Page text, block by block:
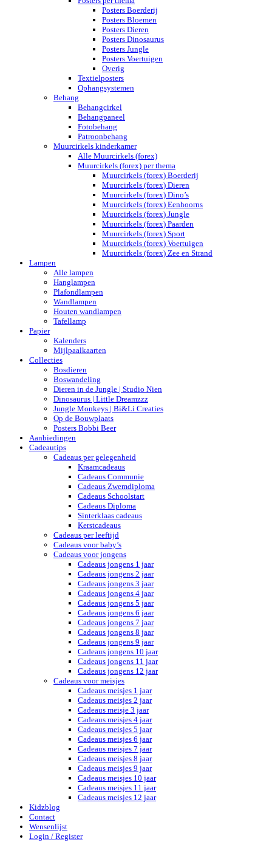
Posters Boerderij
Posters Bloemen
Posters Dieren
Posters Dinosaurus
Posters Jungle
Posters Voertuigen
Overig
Textielposters
Ophangsystemen
Behang
Behangcirkel
Behangpaneel
Fotobehang
Patroonbehang
Muurcirkels kinderkamer
Alle Muurcirkels (forex)
Muurcirkels (forex) per thema
Muurcirkels (forex) Boerderij
Muurcirkels (forex) Dieren
Muurcirkels (forex) Dino’s
Muurcirkels (forex) Eenhoorns
Muurcirkels (forex) Jungle
Muurcirkels (forex) Paarden
Muurcirkels (forex) Sport
Muurcirkels (forex) Voertuigen
Muurcirkels (forex) Zee en Strand
Lampen
Alle lampen
Hanglampen
Plafondlampen
Wandlampen
Houten wandlampen
Tafellamp
Papier
Kalenders
Mijlpaalkaarten
Collecties
Bosdieren
Boswandeling
Dieren in de Jungle | Studio Nien
Dinosaurus | Little Dreamzzz
Jungle Monkeys | Bi&Li Creaties
Op de Bouwplaats
Posters Bobbi Beer
Aanbiedingen
Cadeautips
Cadeaus per gelegenheid
Kraamcadeaus
Cadeaus Communie
Cadeaus Zwemdiploma
Cadeaus Schoolstart
Cadeaus Diploma
Sinterklaas cadeaus
Kerstcadeaus
Cadeaus per leeftijd
Cadeaus voor baby’s
Cadeaus voor jongens
Cadeaus jongens 1 jaar
Cadeaus jongens 2 jaar
Cadeaus jongens 3 jaar
Cadeaus jongens 4 jaar
Cadeaus jongens 5 jaar
Cadeaus jongens 6 jaar
Cadeaus jongens 7 jaar
Cadeaus jongens 8 jaar
Cadeaus jongens 9 jaar
Cadeaus jongens 10 jaar
Cadeaus jongens 11 jaar
Cadeaus jongens 12 jaar
Cadeaus voor meisjes
Cadeaus meisjes 1 jaar
Cadeaus meisjes 2 jaar
Cadeaus meisje 3 jaar
Cadeaus meisjes 4 jaar
Cadeaus meisjes 5 jaar
Cadeaus meisjes 6 jaar
Cadeaus meisjes 7 jaar
Cadeaus meisjes 8 jaar
Cadeaus meisjes 9 jaar
Cadeaus meisjes 10 jaar
Cadeaus meisjes 11 jaar
Cadeaus meisjes 12 jaar
Kidzblog
Contact
Wensenlijst
Login / Register